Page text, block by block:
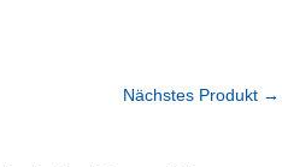
Nächstes Produkt →